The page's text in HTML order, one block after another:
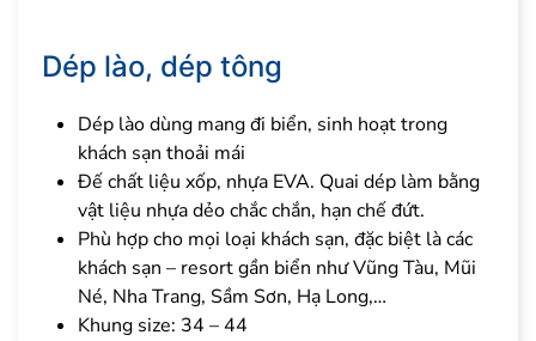
Dép lào, dép tông
Dép lào dùng mang đi biển, sinh hoạt trong
khách sạn thoải mái
Đế chất liệu xốp, nhựa EVA. Quai dép làm bằng
vật liệu nhựa dẻo chắc chắn, hạn chế đứt.
Phù hợp cho mọi loại khách sạn, đặc biệt là các
khách sạn – resort gần biển như Vũng Tàu, Mũi
Né, Nha Trang, Sầm Sơn, Hạ Long,…
Khung size: 34 – 44